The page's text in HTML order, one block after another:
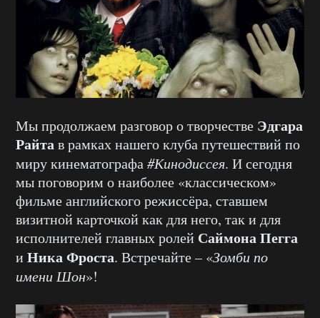
Мы продолжаем разговор о творчестве Эдгара
Райтав рамках нашего клуба путешествий по
миру кинематографа#Кинодиссея. И сегодня
мы поговорим о наиболее «классическом»
фильме английского режиссёра, ставшем
визитной карточкой как для него, так и для
исполнителей главных ролей Саймона Пегга
и Ника Фроста. Встречайте – «Зомби по
имени Шон»!